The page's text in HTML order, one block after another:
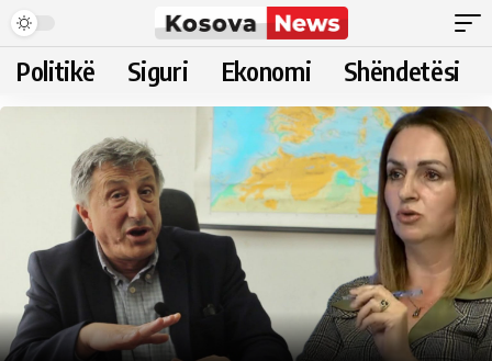
Politikë Siguri Ekonomi Shëndetësi